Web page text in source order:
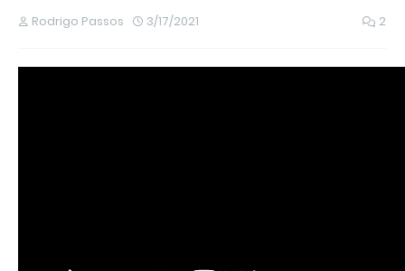
Rodrigo Passos 3/17/2021 2